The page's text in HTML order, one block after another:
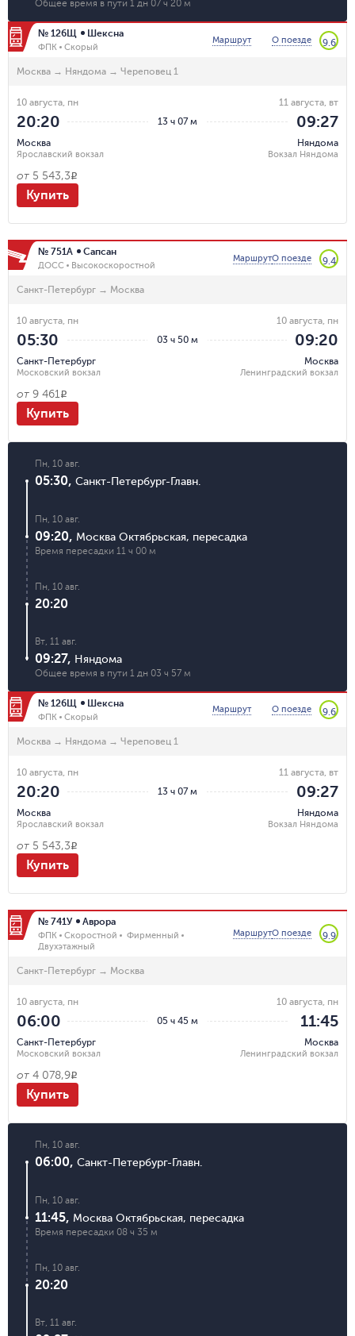
Общее время в пути 1 дн 07 ч 20 м
№ 126Щ Шексна
ФПК Скорый
Маршрут О поезде 9.6
Москва → Няндома → Череповец 1
13 ч 07 м
10 августа, пн
20:20
Москва
Ярославский вокзал
11 августа, вт
09:27
Няндома
Вокзал Няндома
от 5 543,3R
Купить
№ 751А Сапсан
ДОСС Высокоскоростной
МаршрутО поезде 9.4
Санкт-Петербург → Москва
03 ч 50 м
10 августа, пн
05:30
Санкт-Петербург
Московский вокзал
10 августа, пн
09:20
Москва
Ленинградский вокзал
от 9 461R
Купить
Пн, 10 авг.
05:30, Санкт-Петербург-Главн.
Пн, 10 авг.
09:20, Москва Октябрьская, пересадка
Время пересадки 11 ч 00 м
Пн, 10 авг.
20:20
Вт, 11 авг.
09:27, Няндома
Общее время в пути 1 дн 03 ч 57 м
№ 126Щ Шексна
ФПК Скорый
Маршрут О поезде 9.6
Москва → Няндома → Череповец 1
13 ч 07 м
10 августа, пн
20:20
Москва
Ярославский вокзал
11 августа, вт
09:27
Няндома
Вокзал Няндома
от 5 543,3R
Купить
№ 741У Аврора
ФПК Скоростной
Фирменный
Двухэтажный
МаршрутО поезде 9.9
Санкт-Петербург → Москва
05 ч 45 м
10 августа, пн
06:00
Санкт-Петербург
Московский вокзал
10 августа, пн
11:45
Москва
Ленинградский вокзал
от 4 078,9R
Купить
Пн, 10 авг.
06:00, Санкт-Петербург-Главн.
Пн, 10 авг.
11:45, Москва Октябрьская, пересадка
Время пересадки 08 ч 35 м
Пн, 10 авг.
20:20
Вт, 11 авг.